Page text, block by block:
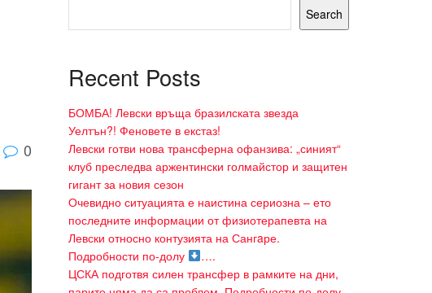
0
Search
Recent Posts
БОМБА! Левски връща бразилската звезда
Уелтън?! Феновете в екстаз!
Левски готви нова трансферна офанзива: „синият“
клуб преследва аржентински голмайстор и защитен
гигант за новия сезон
Очевидно ситуацията е наистина сериозна – ето
последните информации от физиотерапевта на
Левски относно контузията на Сангaре.
Подробности по-долу
….
ЦСКА подготвя силен трансфер в рамките на дни,